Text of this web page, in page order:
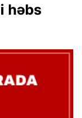
həbs